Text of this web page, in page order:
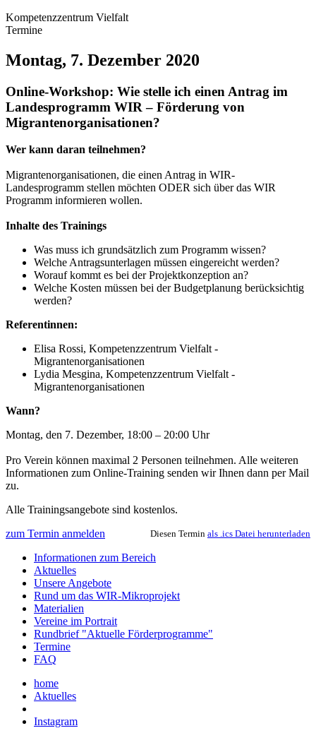
Kompetenzzentrum Vielfalt
Termine
Montag, 7. Dezember 2020
Online-Workshop: Wie stelle ich einen Antrag im
Landesprogramm WIR – Förderung von
Migrantenorganisationen?
Wer kann daran teilnehmen?
Migrantenorganisationen, die einen Antrag in WIR-
Landesprogramm stellen möchten ODER sich über das WIR
Programm informieren wollen.
Inhalte des Trainings
Was muss ich grundsätzlich zum Programm wissen?
Welche Antragsunterlagen müssen eingereicht werden?
Worauf kommt es bei der Projektkonzeption an?
Welche Kosten müssen bei der Budgetplanung berücksichtig
werden?
Referentinnen:
Elisa Rossi, Kompetenzzentrum Vielfalt -
Migrantenorganisationen
Lydia Mesgina, Kompetenzzentrum Vielfalt -
Migrantenorganisationen
Wann?
Montag, den 7. Dezember, 18:00 – 20:00 Uhr
Pro Verein können maximal 2 Personen teilnehmen. Alle weiteren
Informationen zum Online-Training senden wir Ihnen dann per Mail
zu.
Alle Trainingsangebote sind kostenlos.
zum Termin anmelden
Diesen Termin als .ics Datei herunterladen
Informationen zum Bereich
Aktuelles
Unsere Angebote
Rund um das WIR-Mikroprojekt
Materialien
Vereine im Portrait
Rundbrief "Aktuelle Förderprogramme"
Termine
FAQ
home
Aktuelles
Instagram